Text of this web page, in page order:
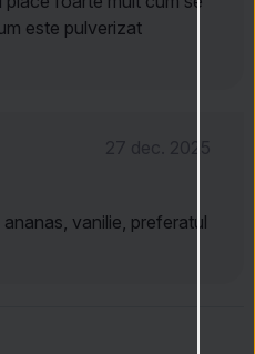
este pulverizat
vanilie, preferatul